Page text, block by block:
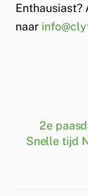
Enthausiast?
naar
2e
Snelle tijd